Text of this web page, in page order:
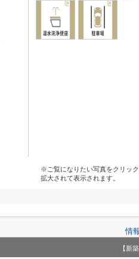
※ご覧になりたい写真をクリック
拡大されて表示されます。
情
【新